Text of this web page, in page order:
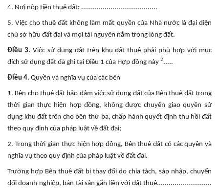
4. Nơi nộp tiền thuê đất: .......................................
5. Việc cho thuê đất không làm mất quyền của Nhà nước là đại diện
chủ sở hữu đất đai và mọi tài nguyên nằm trong lòng đất.
Điều 3. Việc sử dụng đất trên khu đất thuê phải phù hợp với mục
đích sử dụng đất đã ghi tại Điều 1 của Hợp đồng này 2.....
Điều 4. Quyền và nghĩa vụ của các bên
1. Bên cho thuê đất bảo đảm việc sử dụng đất của Bên thuê đất trong
thời gian thực hiện hợp đồng, không được chuyển giao quyền sử
dụng khu đất trên cho bên thứ ba, chấp hành quyết định thu hồi đất
theo quy định của pháp luật về đất đai;
2. Trong thời gian thực hiện hợp đồng, Bên thuê đất có các quyền và
nghĩa vụ theo quy định của pháp luật về đất đai.
Trường hợp Bên thuê đất bị thay đổi do chia tách, sáp nhập, chuyển
đổi doanh nghiệp, bán tài sản gắn liền với đất thuê............................